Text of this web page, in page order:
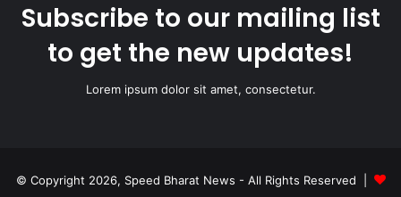
Subscribe to our mailing list
to get the new updates!
Lorem ipsum dolor sit amet, consectetur.
© Copyright 2026, Speed Bharat News - All Rights Reserved |